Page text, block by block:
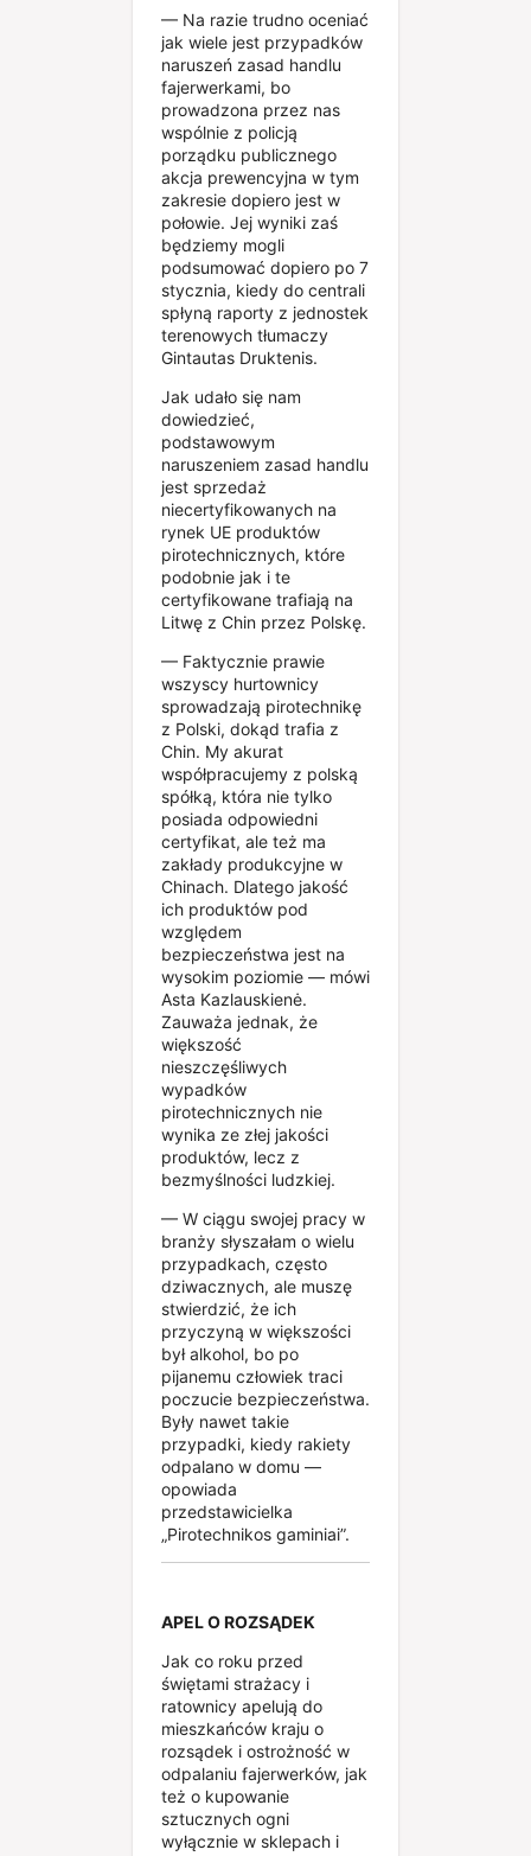
— Na razie trudno oceniać
jak wiele jest przypadków
naruszeń zasad handlu
fajerwerkami, bo
prowadzona przez nas
wspólnie z policją
porządku publicznego
akcja prewencyjna w tym
zakresie dopiero jest w
połowie. Jej wyniki zaś
będziemy mogli
podsumować dopiero po 7
stycznia, kiedy do centrali
spłyną raporty z jednostek
terenowych tłumaczy
Gintautas Druktenis.
Jak udało się nam
dowiedzieć,
podstawowym
naruszeniem zasad handlu
jest sprzedaż
niecertyfikowanych na
rynek UE produktów
pirotechnicznych, które
podobnie jak i te
certyfikowane trafiają na
Litwę z Chin przez Polskę.
— Faktycznie prawie
wszyscy hurtownicy
sprowadzają pirotechnikę
z Polski, dokąd trafia z
Chin. My akurat
współpracujemy z polską
spółką, która nie tylko
posiada odpowiedni
certyfikat, ale też ma
zakłady produkcyjne w
Chinach. Dlatego jakość
ich produktów pod
względem
bezpieczeństwa jest na
wysokim poziomie — mówi
Asta Kazlauskienė.
Zauważa jednak, że
większość
nieszczęśliwych
wypadków
pirotechnicznych nie
wynika ze złej jakości
produktów, lecz z
bezmyślności ludzkiej.
— W ciągu swojej pracy w
branży słyszałam o wielu
przypadkach, często
dziwacznych, ale muszę
stwierdzić, że ich
przyczyną w większości
był alkohol, bo po
pijanemu człowiek traci
poczucie bezpieczeństwa.
Były nawet takie
przypadki, kiedy rakiety
odpalano w domu —
opowiada
przedstawicielka
„Pirotechnikos gaminiai”.
APEL O ROZSĄDEK
Jak co roku przed
świętami strażacy i
ratownicy apelują do
mieszkańców kraju o
rozsądek i ostrożność w
odpalaniu fajerwerków, jak
też o kupowanie
sztucznych ogni
wyłącznie w sklepach i